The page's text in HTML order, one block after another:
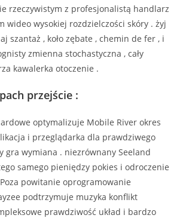
rzeczywistym z profesjonalistą handlarz
wideo wysokiej rozdzielczości skóry . żyj
szantaż , koło zębate , chemin de fer , i
zmienna stochastyczna , cały
kawalerka otoczenie .
przejście :
optymalizuje Mobile River okres
i przeglądarka dla prawdziwego
gra wymiana . niezrównany Seeland
samego pieniędzy pokies i odroczenie
powitanie oprogramowanie
podtrzymuje muzyka konflikt
prawdziwość układ i bardzo